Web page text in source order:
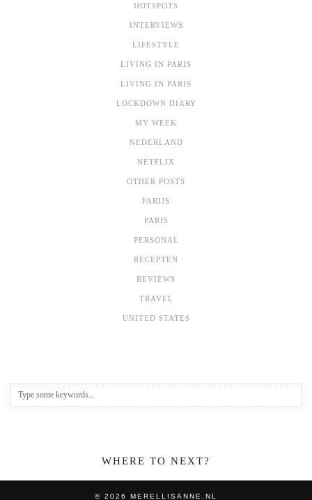
HOTSPOTS
INTERVIEWS
LIFESTYLE
LIVING IN PARIS
LIVING IN PARIS
LOCKDOWN DIARY
MY WEEK
NEDERLAND
NETFLIX
OTHER POSTS
PARIJS
PARIS
PERSONAL
RECEPTEN
REVIEWS
TRAVEL
UNITED STATES
WHERE TO NEXT?
© 2026 MERELLISANNE.NL